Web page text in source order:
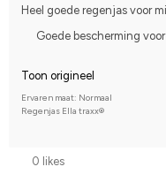
Heel goede regenjas voor
Goede bescherming
Toon origineel
Ervaren maat: Normaal
Regenjas Ella traxx®
0 likes